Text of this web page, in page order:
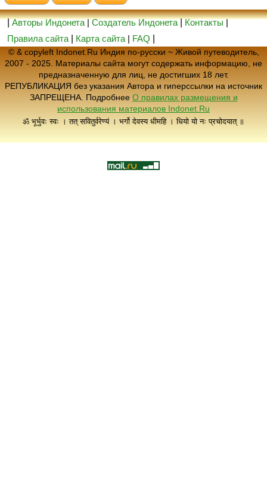
|Авторы Индонета|Создатель Индонета|Контакты|
Правила сайта
Карта сайта | FAQ
© & copyleft Indonet.Ru Индия по-русски ~ Живой путеводитель,
2007 - 2025. Материалы сайта могут содержать информацию, не
предназначенную для лиц, не достигших 18 лет.
РЕПУБЛИКАЦИЯ без указания Автора и гиперссылки на источник
ЗАПРЕЩЕНА. Подробнее О правилах размещения и
использования материалов Indonet.Ru
ॐ भूर्भुवः स्वः । तत् सवितुर्वरेण्यं । भर्गो देवस्य धीमहि । धियो यो नः प्रचोदयात् ॥